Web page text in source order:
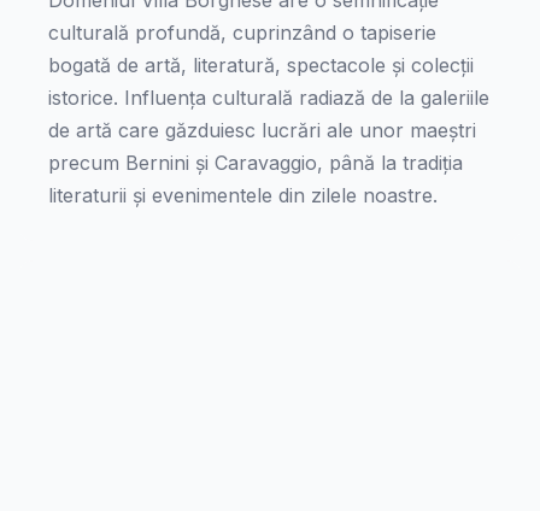
culturală profundă, cuprinzând o tapiserie
bogată de artă, literatură, spectacole și colecții
istorice. Influența culturală radiază de la galeriile
de artă care găzduiesc lucrări ale unor maeștri
precum Bernini și Caravaggio, până la tradiția
literaturii și evenimentele din zilele noastre.